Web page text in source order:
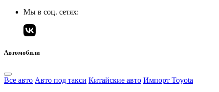
Мы в соц. сетях:
Автомобили
Все авто Авто под такси Китайские авто Импорт Toyota